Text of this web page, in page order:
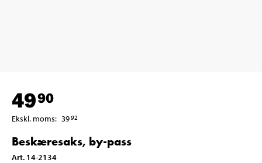
4990
Ekskl. moms: 3992
Beskæresaks, by-pass
Art. 14-2134